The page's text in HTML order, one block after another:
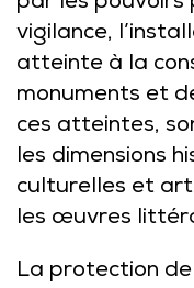
vigilance,
atteinte à la
monuments et
ces atteintes,
les dimensions
culturelles et
les œuvres
La protection